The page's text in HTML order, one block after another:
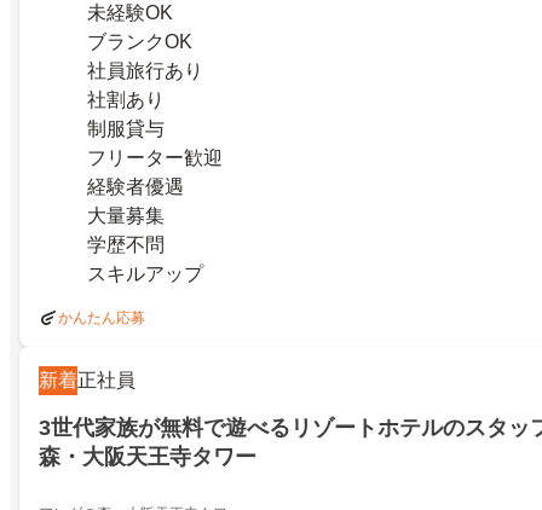
未経験OK
ブランクOK
社員旅行あり
社割あり
制服貸与
フリーター歓迎
経験者優遇
大量募集
学歴不問
スキルアップ
かんたん応募
新着正社員
3世代家族が無料で遊べるリゾートホテルのスタッ
森・大阪天王寺タワー